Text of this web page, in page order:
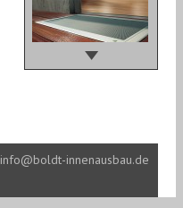
Plissees
info@boldt-innenausbau.de